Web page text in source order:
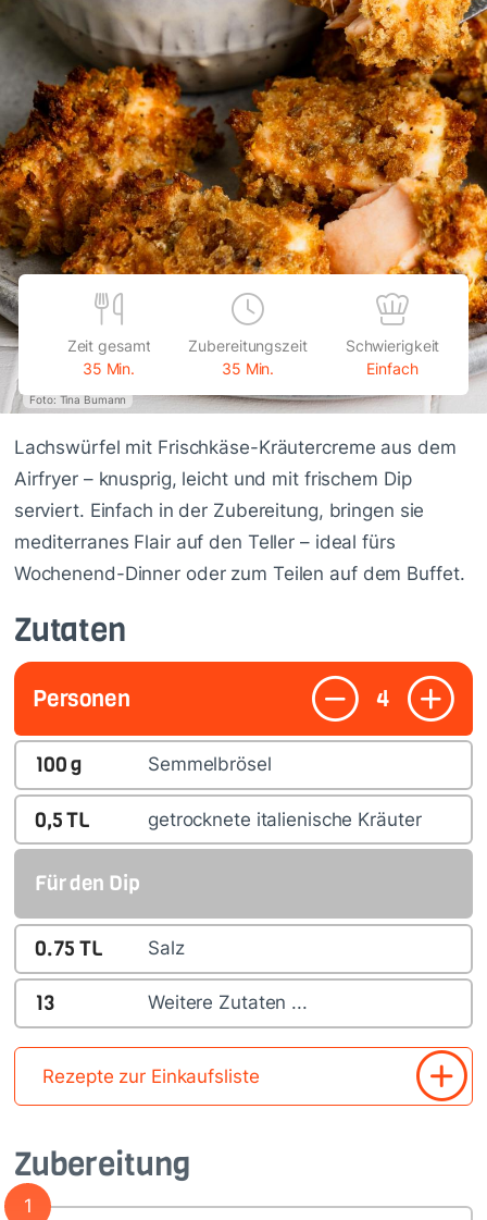
Foto: Tina Bumann
Zeit gesamt
35 Min.
Zubereitungszeit
35 Min.
Schwierigkeit
Einfach
Zubereitung
1
Lachswürfel mit Frischkäse-Kräutercreme aus dem
Airfryer – knusprig, leicht und mit frischem Dip
serviert. Einfach in der Zubereitung, bringen sie
mediterranes Flair auf den Teller – ideal fürs
Wochenend-Dinner oder zum Teilen auf dem Buffet.
Zutaten
Personen 4
100g Semmelbrösel
0,5TL getrocknete italienische Kräuter
Für den Dip
0.75 TL Salz
13 Weitere Zutaten ...
Rezepte zur Einkaufsliste